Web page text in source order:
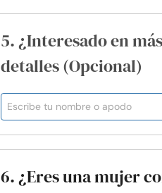
5. ¿Interesado en
detalles (Opcional)
6. ¿Eres una mujer